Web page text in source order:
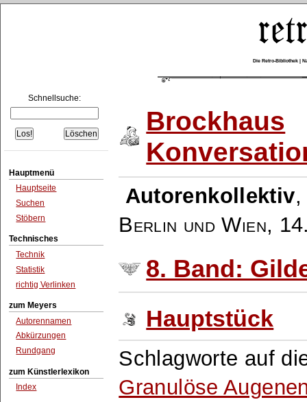
Die Retro-Bibliothek |
Schnellsuche:
Hauptmenü
Hauptseite
Suchen
Stöbern
Technisches
Technik
Statistik
richtig Verlinken
zum Meyers
Autorennamen
Abkürzungen
Rundgang
zum Künstlerlexikon
Index
Brockhaus
Autorenkollektiv
Berlin und Wien,
8. Band:
Hauptstück
Schlagworte auf
Granulöse